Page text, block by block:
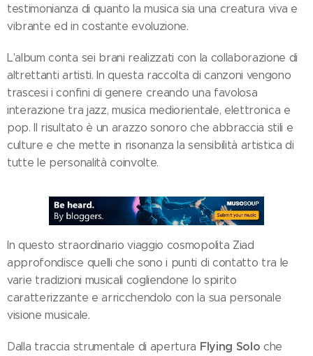
testimonianza di quanto la musica sia una creatura viva e
vibrante ed in costante evoluzione.
L'album conta sei brani realizzati con la collaborazione di
altrettanti artisti. In questa raccolta di canzoni vengono
trascesi i confini di genere creando una favolosa
interazione tra jazz, musica mediorientale, elettronica e
pop. Il risultato è un arazzo sonoro che abbraccia stili e
culture e che mette in risonanza la sensibilità artistica di
tutte le personalità coinvolte.
In questo straordinario viaggio cosmopolita Ziad
approfondisce quelli che sono i punti di contatto tra le
varie tradizioni musicali cogliendone lo spirito
caratterizzante e arricchendolo con la sua personale
visione musicale.
Dalla traccia strumentale di apertura Flying Solo che